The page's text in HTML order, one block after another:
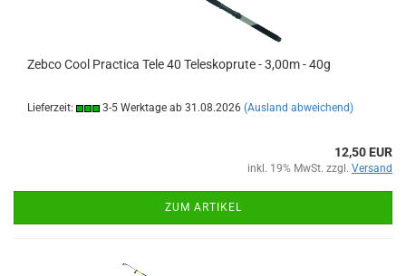
Zebco Cool Practica Tele 40 Teleskoprute - 3,00m - 40g
Lieferzeit: 3-5 Werktage ab 31.08.2026 (Ausland abweichend)
12,50 EUR
inkl. 19% MwSt. zzgl. Versand
ZUM ARTIKEL